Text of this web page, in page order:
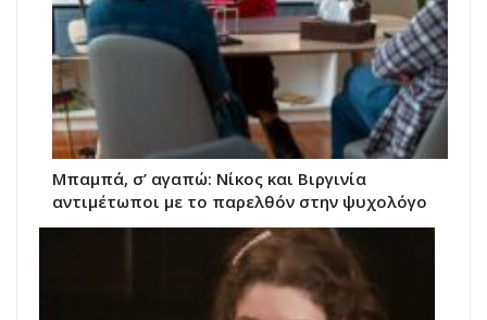
Μπαμπά, σ’ αγαπώ: Νίκος και Βιργινία
αντιμέτωποι με το παρελθόν στην ψυχολόγο